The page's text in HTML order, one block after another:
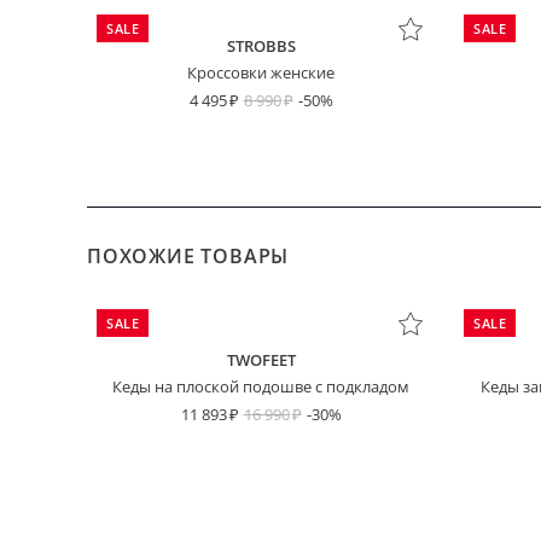
SALE
STROBBS
Кроссовки женские
4 495
8 990 -50%
SALE
ПОХОЖИЕ ТОВАРЫ
SALE
TWOFEET
Кеды на плоской подошве с подкладом
11 893
16 990 -30%
SALE
Кеды